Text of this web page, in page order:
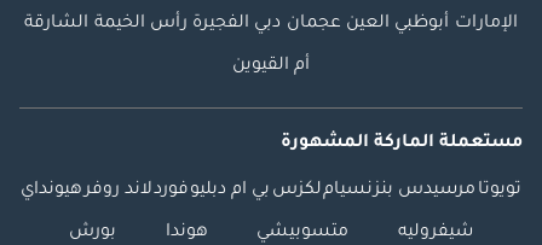
الإمارات أبوظبي العين عجمان دبي الفجيرة رأس الخيمة الشارقة
أم القيوين
مستعملة الماركة المشهورة
تويوتا مرسيدس بنزنسياملكزس بي ام دبليوفوردلاند روفرهيونداي
شيفروليه متسوبيشي هوندا بورش